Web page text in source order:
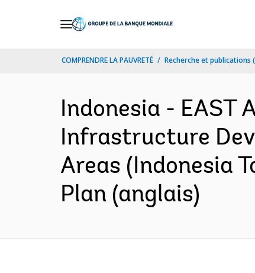
COMPRENDRE LA PAUVRETÉ Recherche et publications
Indonesia - EAST
Infrastructure
Areas (Indonesia
Plan (anglais)